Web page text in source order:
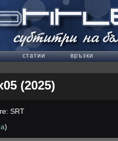
статии връзки
(2025)
SRT
)